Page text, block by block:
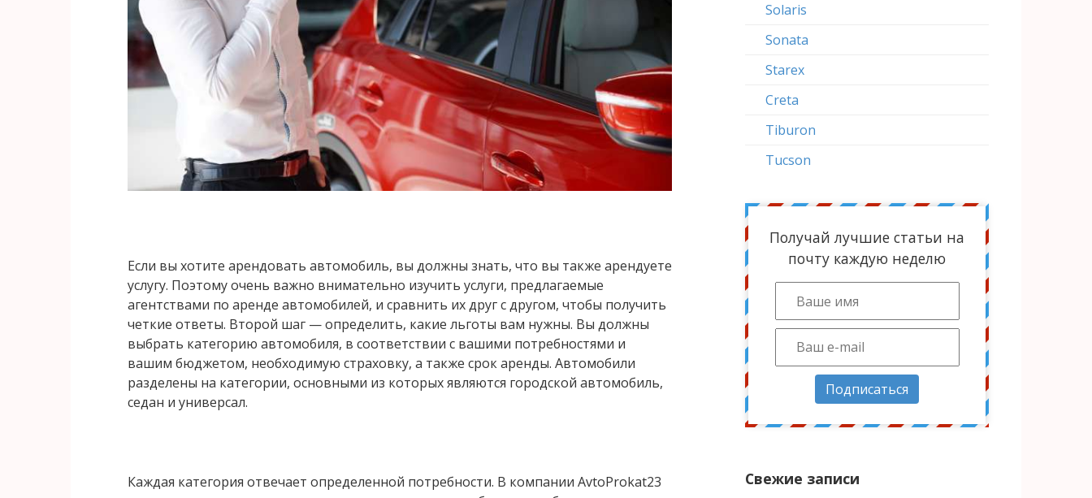
Если вы хотите арендовать автомобиль, вы должны знать, что вы также арендуете
услугу. Поэтому очень важно внимательно изучить услуги, предлагаемые
агентствами по аренде автомобилей, и сравнить их друг с другом, чтобы получить
четкие ответы. Второй шаг — определить, какие льготы вам нужны. Вы должны
выбрать категорию автомобиля, в соответствии с вашими потребностями и
вашим бюджетом, необходимую страховку, а также срок аренды. Автомобили
разделены на категории, основными из которых являются городской автомобиль,
седан и универсал.
Каждая категория отвечает определенной потребности. В компании AvtoProkat23
Solaris
Sonata
Starex
Creta
Tiburon
Tucson
Получай лучшие статьи на
почту каждую неделю
Подписаться
Свежие записи